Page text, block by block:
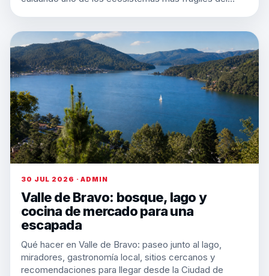
30 JUL 2026 · ADMIN
Valle de Bravo: bosque, lago y
cocina de mercado para una
escapada
Qué hacer en Valle de Bravo: paseo junto al lago,
miradores, gastronomía local, sitios cercanos y
recomendaciones para llegar desde la Ciudad de